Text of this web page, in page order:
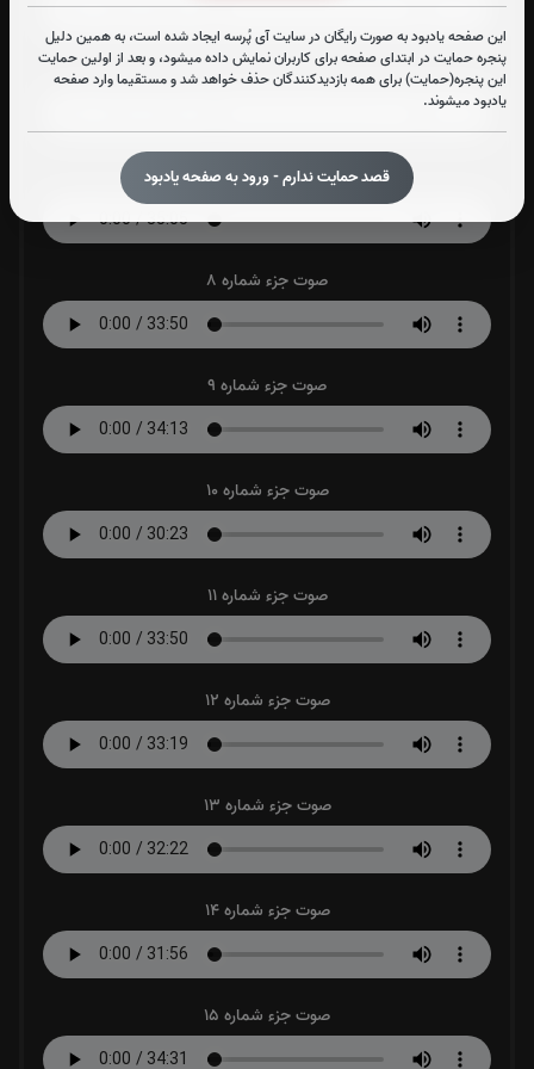
این صفحه یادبود به صورت رایگان در سایت آی پُرسه ایجاد شده است، به همین دلیل
پنجره حمایت در ابتدای صفحه برای کاربران نمایش داده میشود، و بعد از اولین حمایت
این پنجره(حمایت) برای همه بازدیدکنندگان حذف خواهد شد و مستقیما وارد صفحه
یادبود میشوند.
قصد حمایت ندارم - ورود به صفحه یادبود
صوت جزء شماره 6
صوت جزء شماره 7
صوت جزء شماره 8
صوت جزء شماره 9
صوت جزء شماره 10
صوت جزء شماره 11
صوت جزء شماره 12
صوت جزء شماره 13
صوت جزء شماره 14
صوت جزء شماره 15